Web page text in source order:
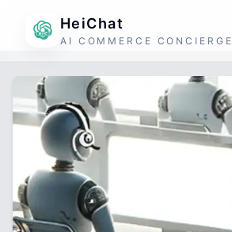
HeiChat
AI COMMERCE CONCIERGE